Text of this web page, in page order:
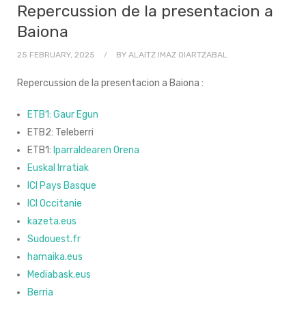
Repercussion de la presentacion a
Baiona
25 FEBRUARY, 2025 BY ALAITZ IMAZ OIARTZABAL
Repercussion de la presentacion a Baiona :
ETB1: Gaur Egun
ETB2: Teleberri
ETB1: Iparraldearen Orena
Euskal Irratiak
ICI Pays Basque
ICI Occitanie
kazeta.eus
Sudouest.fr
hamaika.eus
Mediabask.eus
Berria